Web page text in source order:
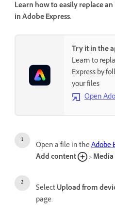
Learn how to easily replace
in Adobe Express.
Try it in the
Learn to
Express by
your files
Open
Open a file in theAdobe
Add content
>Media
SelectUpload from
page.